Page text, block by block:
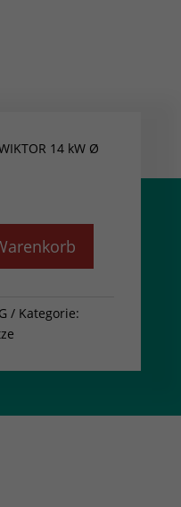
14 kW Ø
Kategorie: